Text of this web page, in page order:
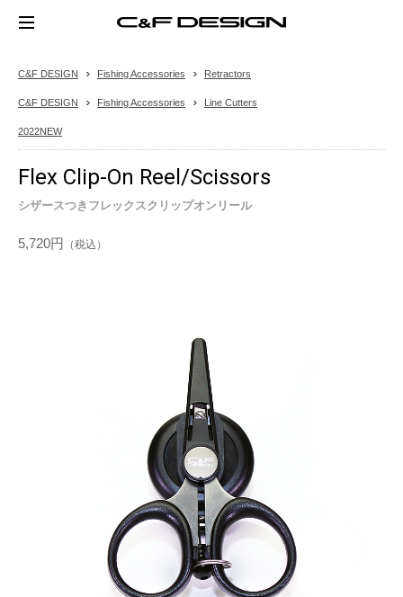
C&F DESIGN Fishing Accessories Retractors
C&F DESIGN Fishing Accessories Line Cutters
2022NEW
Flex Clip-On Reel/Scissors
シザースつきフレックスクリップオンリール
5,720円 （税込）